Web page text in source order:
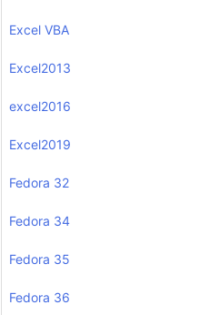
Excel VBA
Excel2013
excel2016
Excel2019
Fedora 32
Fedora 34
Fedora 35
Fedora 36